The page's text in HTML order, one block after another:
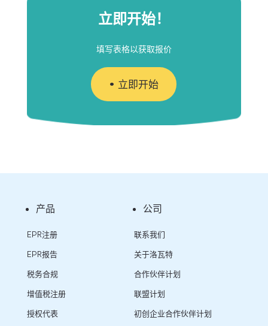
立即开始！
填写表格以获取报价
立即开始
产品
EPR注册
EPR报告
税务合规
增值税注册
授权代表
公司
联系我们
关于洛瓦特
合作伙伴计划
联盟计划
初创企业合作伙伴计划